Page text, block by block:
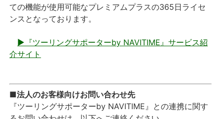
ての機能が使用可能なプレミアムプラスの365日ライセ
ンスとなっております。
▶『ツーリングサポーターby NAVITIME』サービス紹
介サイト
■法人のお客様向けお問い合わせ先
『ツーリングサポーターby NAVITIME』との連携に関す